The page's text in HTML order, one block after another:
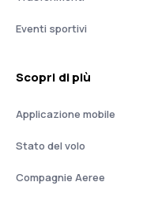
Eventi sportivi
Scopri di più
Applicazione mobile
Stato del volo
Compagnie Aeree